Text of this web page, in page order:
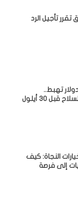
تقرر تأجيل الرد
تهبط..
30 أيلول
النجاة: كيف
إلى فرصة